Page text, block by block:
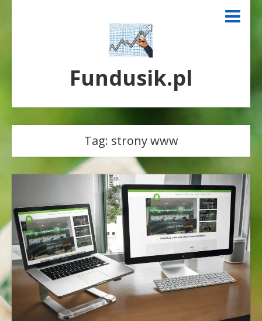
Fundusik.pl
Tag: strony www